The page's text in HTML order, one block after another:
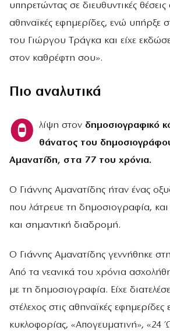
υπηρετώντας σε διευθυντικές θέσεις
αθηναϊκές εφημερίδες, ενώ υπήρξε
του Γιώργου Τράγκα και είχε
στον καθρέφτη σου».
Πιο αναλυτικά
Θ λίψη στον δημοσιογραφικό
θάνατος του
Αμανατίδη, στα 77 του χρόνια.
Ο Γιάννης Αμανατίδης ήταν ένας
που λάτρευε τη δημοσιογραφία, και
και σημαντική διαδρομή.
Ο Γιάννης Αμανατίδης γεννήθηκε
Από τα νεανικά του χρόνια
με τη δημοσιογραφία. Είχε
στέλεχος στις αθηναϊκές εφημερίδες
κυκλοφορίας, «Απογευματινή», «24